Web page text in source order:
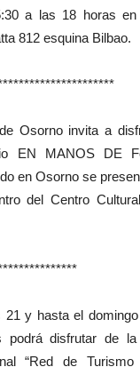
a las 18 horas
812 esquina Bilbao.
Osorno invita a
EN MANOS DE
en Osorno se
del Centro
21 y hasta el
disfrutar de la
“Red de Turismo